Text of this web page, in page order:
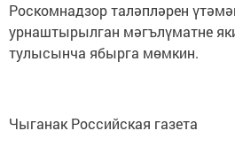
Роскомнадзор таләпләрен
урнаштырылган мәгълүматне
тулысынча ябырга мөмкин.
Чыганак Российская газета